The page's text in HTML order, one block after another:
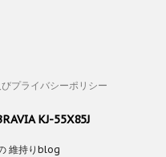
プライバシーポリシー
KJ-55X85J
維持りblog